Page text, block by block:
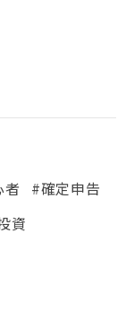
者
#確定申告
資